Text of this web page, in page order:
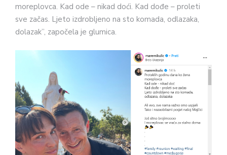
moreplovca. Kad ode – nikad doći. Kad dođe – proleti
sve začas. Ljeto izdrobljeno na sto komada, odlazaka,
dolazak”, započela je glumica.